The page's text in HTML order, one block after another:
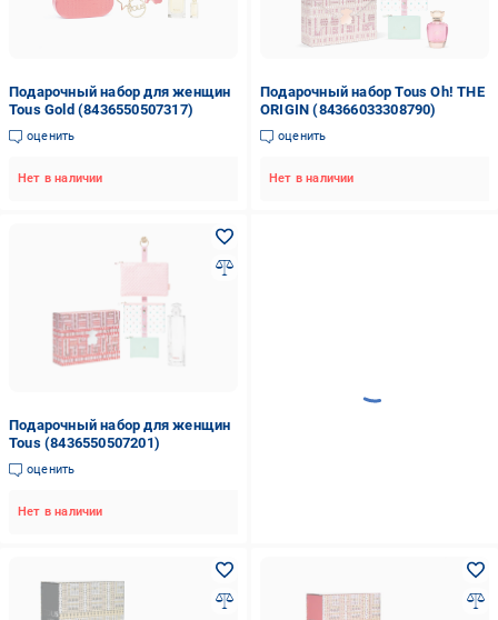
Подарочный набор для женщин
Tous Gold (8436550507317)
оценить
Нет в наличии
Подарочный набор Tous Oh! THE
ORIGIN (84366033308790)
оценить
Нет в наличии
Подарочный набор для женщин
Tous (8436550507201)
оценить
Нет в наличии